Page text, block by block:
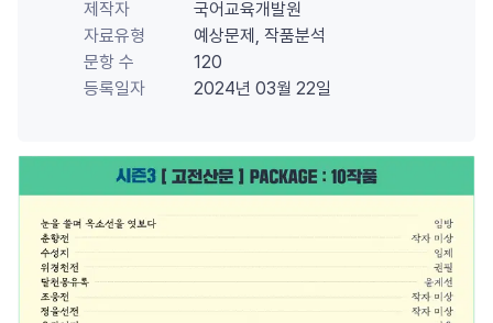
제작자
국어교육개발원
자료유형
예상문제, 작품분석
문항 수
120
등록일자
2024년 03월 22일